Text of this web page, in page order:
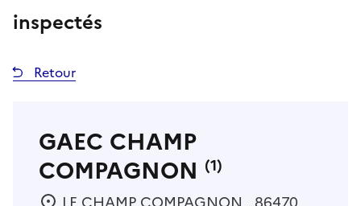
inspectés
Retour
GAEC CHAMP
COMPAGNON (1)